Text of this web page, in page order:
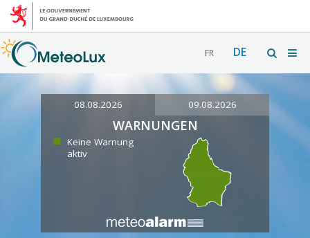
FR DE
08.08.2026 09.08.2026
WARNUNGEN
Keine Warnung
aktiv